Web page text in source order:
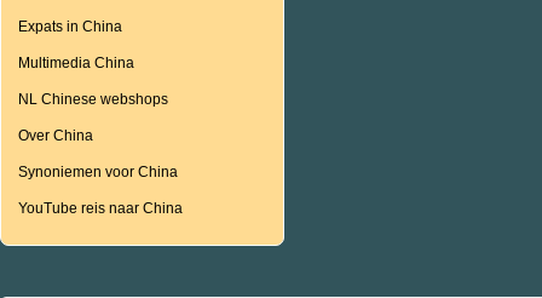
Expats in China
Multimedia China
NL Chinese webshops
Over China
Synoniemen voor China
YouTube reis naar China